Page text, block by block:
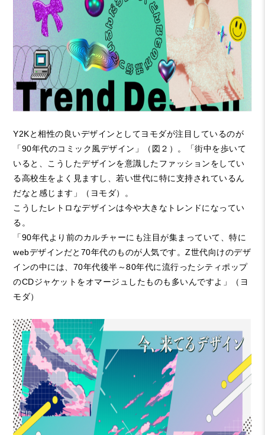
Y2Kと相性の良いデザインとしてヨモダが注目しているのが
「90年代のコミック風デザイン」（図２）。「街中を歩いて
いると、こうしたデザインを意識したファッションをしてい
る高校生をよく見ますし、若い世代に特に支持されているん
だなと感じます」（ヨモダ）。
こうしたレトロなデザインは今や大きなトレンドになってい
る。
「90年代より前のカルチャーにも注目が集まっていて、特に
webデザインだと 70年代のものが人気です。Z世代向けのデザ
インの中には、 70年代後半～80年代に流行ったシティポップ
のCDジャケットをオマージュしたものも多いんですよ」（ヨ
モダ）